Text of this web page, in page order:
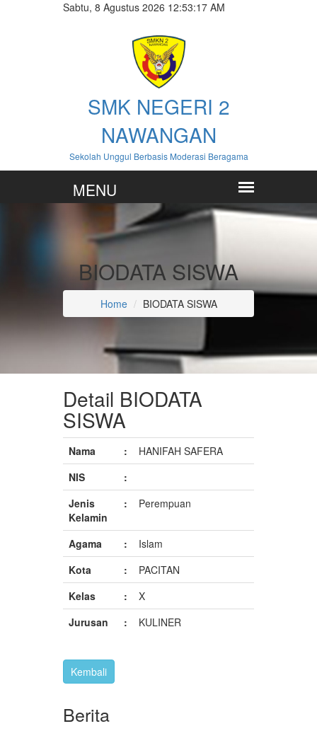
Sabtu, 8 Agustus 2026 12:53:18 AM
SMK NEGERI 2
NAWANGAN
Sekolah Unggul Berbasis Moderasi Beragama
BIODATA SISWA
Home BIODATA SISWA
Detail BIODATA
SISWA
Nama :
HANIFAH SAFERA
NIS
:
Jenis
Kelamin
: Perempuan
Agama :
Islam
Kota
:
PACITAN
Kelas
:
X
Jurusan
: KULINER
Berita